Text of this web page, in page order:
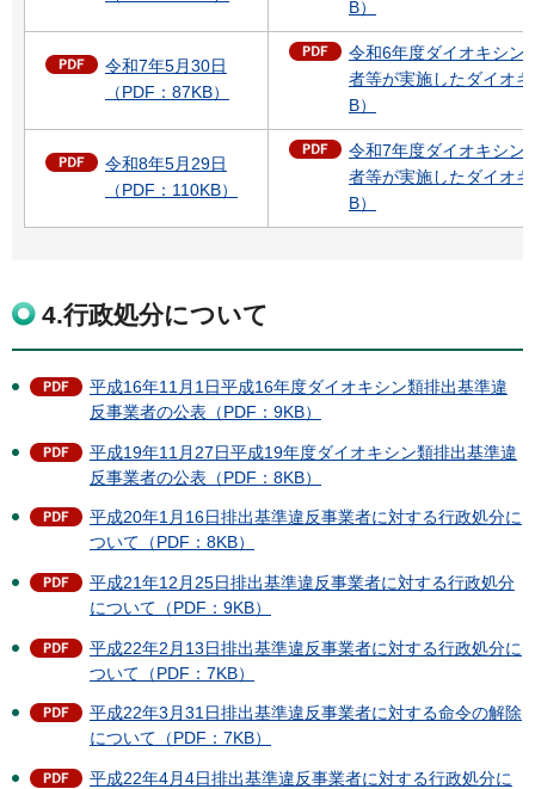
B）
令和7年5月30日
（PDF：87KB）
令和6年度ダイオキシン
者等が実施したダイオ
B）
令和8年5月29日
（PDF：110KB）
令和7年度ダイオキシン
者等が実施したダイオ
B）
4.行政処分について
平成16年11月1日平成16年度ダイオキシン類排出基準違
反事業者の公表（PDF：9KB）
平成19年11月27日平成19年度ダイオキシン類排出基準違
反事業者の公表（PDF：8KB）
平成20年1月16日排出基準違反事業者に対する行政処分に
ついて（PDF：8KB）
平成21年12月25日排出基準違反事業者に対する行政処分
について（PDF：9KB）
平成22年2月13日排出基準違反事業者に対する行政処分に
ついて（PDF：7KB）
平成22年3月31日排出基準違反事業者に対する命令の解除
について（PDF：7KB）
平成22年4月4日排出基準違反事業者に対する行政処分に